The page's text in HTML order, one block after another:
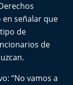
en señalar que
de
de
“No vamos a